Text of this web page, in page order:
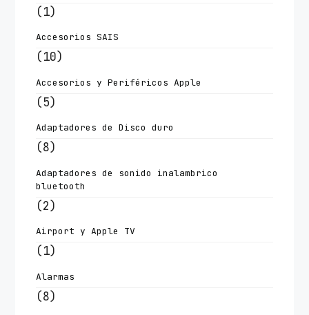
(1)
Accesorios SAIS
(10)
Accesorios y Periféricos Apple
(5)
Adaptadores de Disco duro
(8)
Adaptadores de sonido inalambrico
bluetooth
(2)
Airport y Apple TV
(1)
Alarmas
(8)